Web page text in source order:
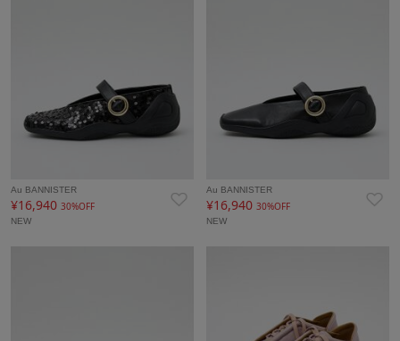
Au BANNISTER
¥16,940 30%OFF
NEW
Au BANNISTER
¥16,940 30%OFF
NEW